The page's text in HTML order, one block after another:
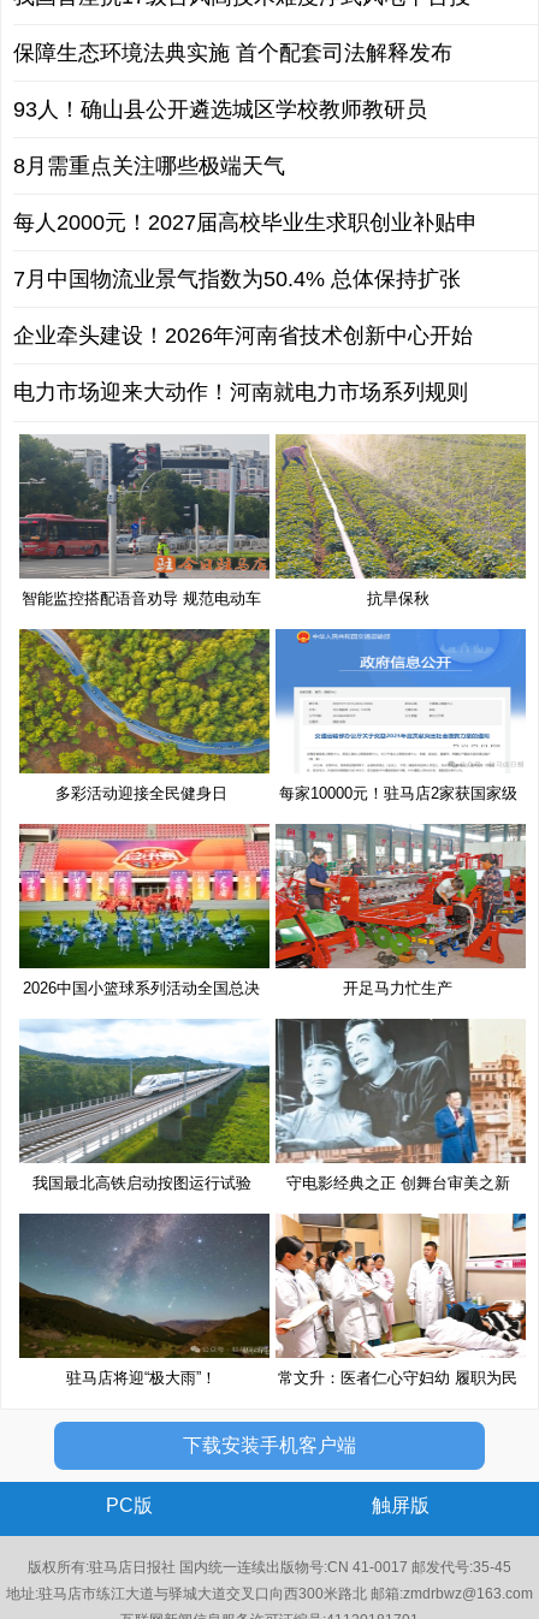
保障生态环境法典实施 首个配套司法解释发布
93人！确山县公开遴选城区学校教师教研员
8月需重点关注哪些极端天气
每人2000元！2027届高校毕业生求职创业补贴申
7月中国物流业景气指数为50.4% 总体保持扩张
企业牵头建设！2026年河南省技术创新中心开始
电力市场迎来大动作！河南就电力市场系列规则
智能监控搭配语音劝导 规范电动车 抗旱保秋
多彩活动迎接全民健身日
每家10000元！驻马店2家获国家级
奖
2026中国小篮球系列活动全国总决
赛
开足马力忙生产
我国最北高铁启动按图运行试验 守电影经典之正 创舞台审美之新
驻马店将迎“极大雨”！ 常文升：医者仁心守妇幼 履职为民
下载安装手机客户端
PC版 触屏版
版权所有:驻马店日报社 国内统一连续出版物号:CN 41-0017 邮发代号:35-45
地址:驻马店市练江大道与驿城大道交叉口向西300米路北 邮箱:zmdrbwz@163.com